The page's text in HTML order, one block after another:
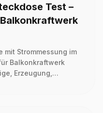
Test –
mit Strommessung im
Balkonkraftwerk
Erzeugung,